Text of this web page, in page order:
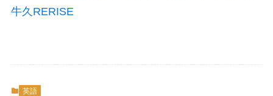
牛久RERISE
英語